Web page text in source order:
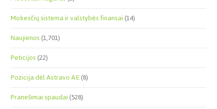
Mokesčių sistema ir valstybės finansai(14)
Naujienos(1,701)
Peticijos(22)
Pozicija dėl Astravo AE(8)
Pranešimai spaudai(528)